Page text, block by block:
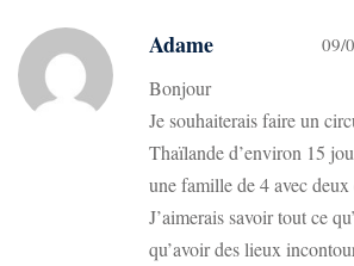
Adame 09/
Bonjour
Je souhaiterais faire un
Thaïlande d’environ 15
une famille de 4 avec deux
J’aimerais savoir tout ce
qu’avoir des lieux